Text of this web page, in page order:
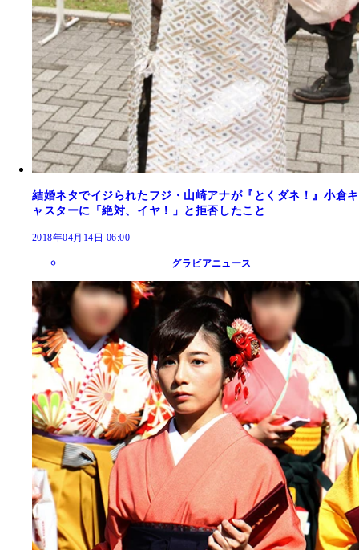
結婚ネタでイジられたフジ・山崎アナが『とくダネ！』小倉キ
ャスターに「絶対、イヤ！」と拒否したこと
2018年04月14日 06:00
グラビアニュース